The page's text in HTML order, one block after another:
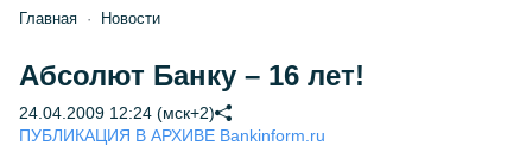
Главная Новости
Абсолют Банку – 16 лет!
24.04.2009 12:24 (мск+2)
ПУБЛИКАЦИЯ В АРХИВЕ Bankinform.ru